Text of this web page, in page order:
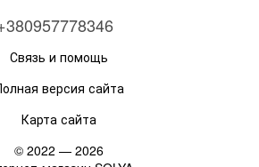
Связь и помощь
версия сайта
Карта сайта
© 2022 — 2026